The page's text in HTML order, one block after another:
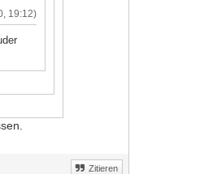
19:12)
Zitieren